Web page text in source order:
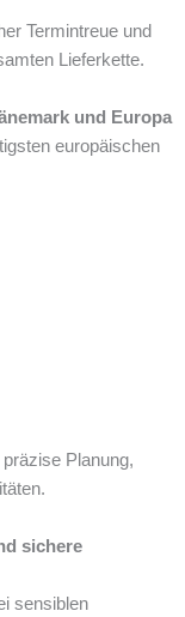
Termintreue und
Lieferkette.
und Europa
europäischen
Planung,
sichere
sensiblen